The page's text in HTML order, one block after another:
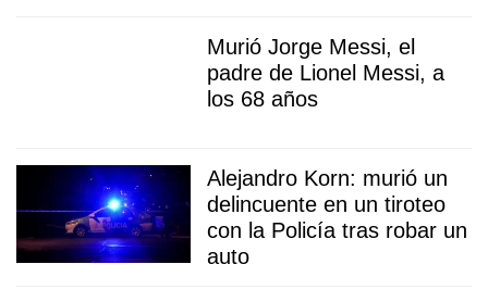
Murió Jorge Messi, el
padre de Lionel Messi, a
los 68 años
Alejandro Korn: murió un
delincuente en un tiroteo
con la Policía tras robar un
auto